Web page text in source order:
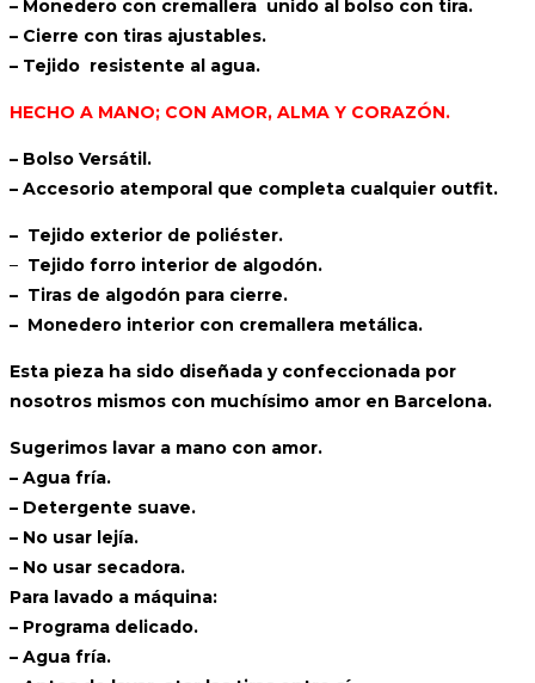
– Monedero con cremallera unido al bolso con tira.
– Cierre con tiras ajustables.
– Tejido resistente al agua.
HECHO A MANO; CON AMOR, ALMA Y CORAZÓN.
– Bolso Versátil.
– Accesorio atemporal que completa cualquier outfit.
– Tejido exterior de poliéster.
– Tejido forro interior de algodón.
– Tiras de algodón para cierre.
– Monedero interior con cremallera metálica.
Esta pieza ha sido diseñada y confeccionada por
nosotros mismos con muchísimo amor en Barcelona.
Sugerimos lavar a mano con amor.
– Agua fría.
– Detergente suave.
– No usar lejía.
– No usar secadora.
Para lavado a máquina:
– Programa delicado.
– Agua fría.